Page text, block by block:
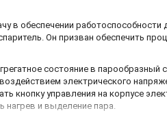
в обеспечении работоспособности
Он призван обеспечить
состояние в парообразный
электрического
кнопку управления на корпусе
нагрев и выделение пара.